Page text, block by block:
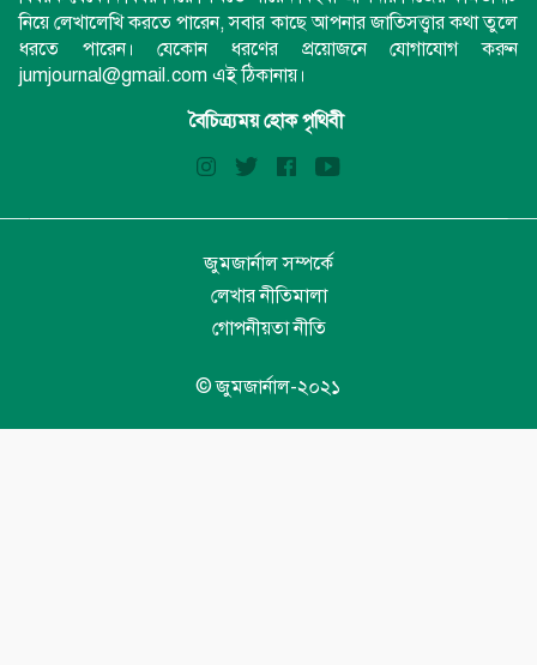
নিয়ে লেখালেখি করতে পারেন, সবার কাছে আপনার জাতিসত্ত্বার কথা তুলে
ধরতে পারেন। যেকোন ধরণের প্রয়োজনে যোগাযোগ করুন
jumjournal@gmail.com এই ঠিকানায়।
বৈচিত্র্যময় হোক পৃথিবী
© জুমজার্নাল-২০২১
জুমজার্নাল সম্পর্কে
লেখার নীতিমালা
গোপনীয়তা নীতি